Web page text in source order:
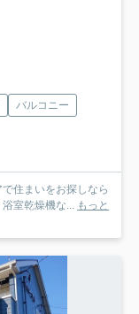
バルコニー
住まいをお探しなら
浴室乾燥機な... もっと